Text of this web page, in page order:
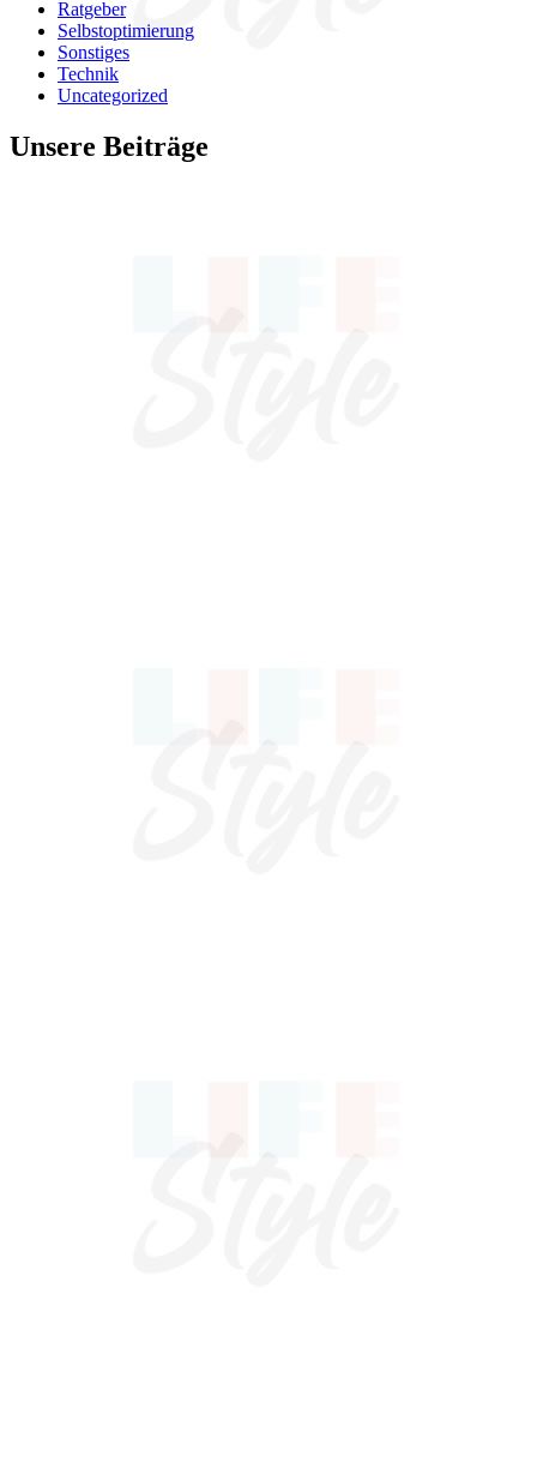
Ratgeber
Selbstoptimierung
Sonstiges
Technik
Uncategorized
Unsere Beiträge